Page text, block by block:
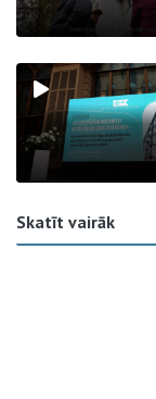
Skatīt vairāk